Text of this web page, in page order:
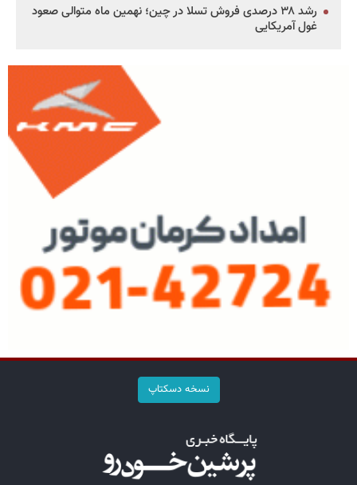
رشد ۳۸ درصدی فروش تسلا در چین؛ نهمین ماه متوالی صعود
غول آمریکایی
نسخه دسکتاپ